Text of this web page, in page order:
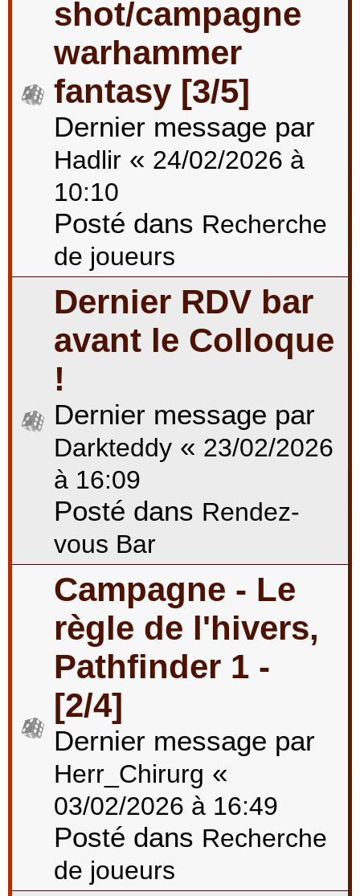
shot/campagne
warhammer
fantasy [3/5]
Dernier message par
Hadlir « 24/02/2026 à
10:10
Posté dans Recherche
de joueurs
Dernier RDV bar
avant le Colloque
!
Dernier message par
Darkteddy « 23/02/2026
à 16:09
Posté dans Rendez-
vous Bar
Campagne - Le
règle de l'hivers,
Pathfinder 1 -
[2/4]
Dernier message par
Herr_Chirurg «
03/02/2026 à 16:49
Posté dans Recherche
de joueurs